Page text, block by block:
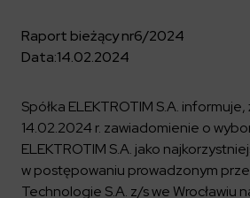
Historia
Grupa kapitałowa
Dokumenty firmowe
Certyfikaty
Compliance
Elektroenergetyka
Przemysł
Infrastruktura użyteczności
Zasilanie i systemy trakcyjne
Platforma Zarządzania
Relacje inwestorskie
Raporty
Kalendarium
Ład korporacyjny
Materiały dla inwestorów
Dowiedz się więcej
Poznaj nas bliżej
Kontrahenci
Poznaj możliwości współpracy z nami
Raport bieżący nr6/2024
Data:14.02.2024
Spółka ELEKTROTIM S.A.
14.02.2024 r. zawiadomienie o
ELEKTROTIM S.A. jako
w postępowaniu prowadzonym
Technologie S.A. z/s we Wrocławiu